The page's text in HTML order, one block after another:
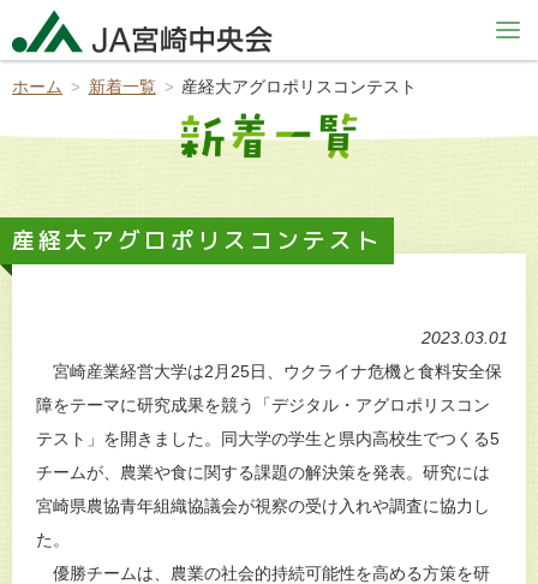
ホーム 新着一覧 産経大アグロポリスコンテスト
産経大アグロポリスコンテスト
2023.03.01
宮崎産業経営大学は2月25日、ウクライナ危機と食料安全保
障をテーマに研究成果を競う「デジタル・アグロポリスコン
テスト」を開きました。同大学の学生と県内高校生でつくる5
チームが、農業や食に関する課題の解決策を発表。研究には
宮崎県農協青年組織協議会が視察の受け入れや調査に協力し
た。
優勝チームは、農業の社会的持続可能性を高める方策を研